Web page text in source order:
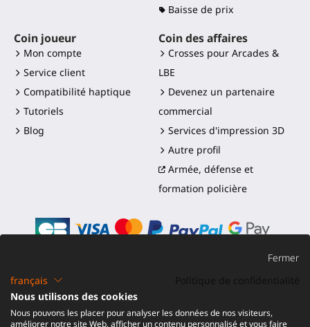
Baisse de prix
Coin joueur
Mon compte
Service client
Compatibilité haptique
Tutoriels
Blog
Coin des affaires
Crosses pour Arcades &
LBE
Devenez un partenaire
commercial
Services d'impression 3D
Autre profil
Armée, défense et
formation policière
©2016-2026 - ProTubeVR™
Expédition et droits
Remboursement
Fermer
français
Nous utilisons des cookies
Nous pouvons les placer pour analyser les données de nos visiteurs,
améliorer notre site Web, afficher un contenu personnalisé et vous faire